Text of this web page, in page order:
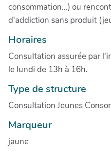
consommation...) ou
d'addiction sans produit
Horaires
Consultation assurée par
le lundi de 13h à 16h.
Type de structure
Consultation Jeunes
Marqueur
jaune